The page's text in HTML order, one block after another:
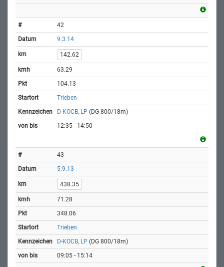
42
9.3.14
142.62
63.29
104.13
Trieben
D-KOCB, LP (DG 800/18m)
12:35 - 14:50
43
5.9.13
438.35
71.28
348.06
Trieben
D-KOCB, LP (DG 800/18m)
09:05 - 15:14